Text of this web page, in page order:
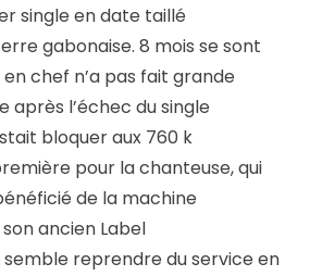
single en date taillé
gabonaise. 8 mois se sont
chef n’a pas fait grande
après l’échec du single
bloquer aux 760 k
pour la chanteuse, qui
de la machine
ancien Label
semble reprendre du service en